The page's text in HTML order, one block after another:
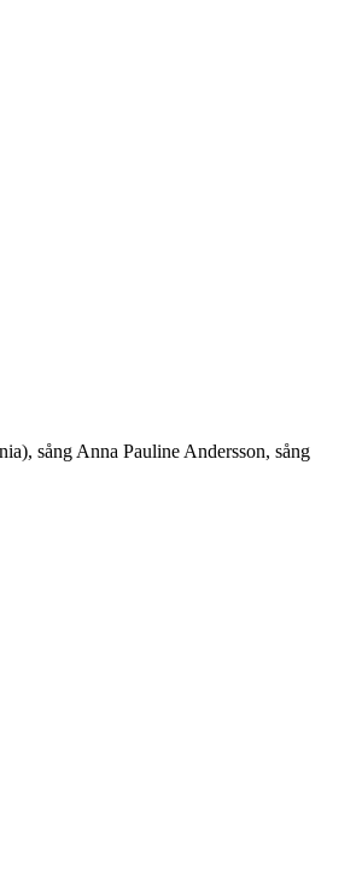
sång Anna Pauline Andersson, sång